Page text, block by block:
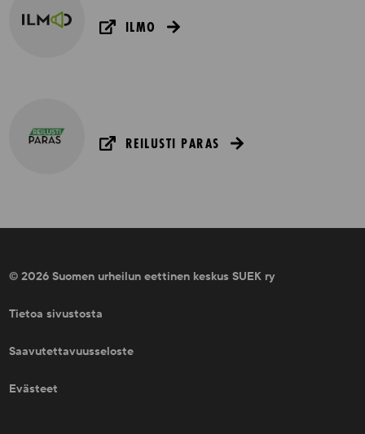
ILMO
REILUSTI PARAS
© 2026 Suomen urheilun eettinen keskus SUEK ry
Tietoa sivustosta
Saavutettavuusseloste
Evästeet